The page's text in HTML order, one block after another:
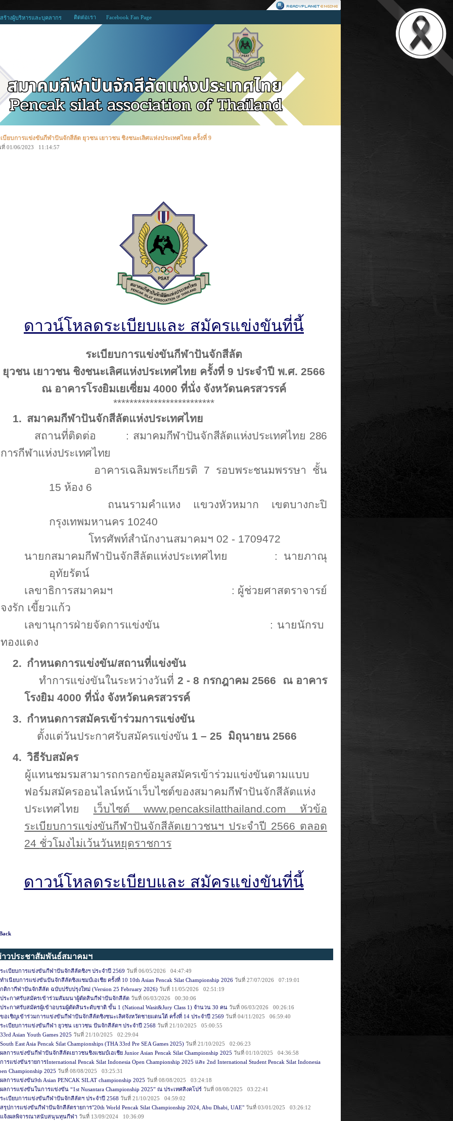
ร้างผู้บริหารและบุคลากร ติดต่อเรา Facebook Fan Page
เบียบการแข่งขันกีฬาปันจักสีลัต ยุวชน เยาวชน ชิงชนะเลิศแห่งประเทศไทย ครั้งที่ 9
ที่ 01/06/2023 11:14:57
ดาวน์โหลดระเบียบและ สมัครแข่งขันที่นี้
ระเบียบการแข่งขันกีฬาปันจักสีลัต
ยุวชน เยาวชน ชิงชนะเลิศแห่งประเทศไทย ครั้งที่ 9 ประจำปี พ.ศ. 2566
ณ อาคารโรงยิมเยเซี่ยม 4000 ที่นั่ง จังหวัดนครสวรรค์
*************************
1. สมาคมกีฬาปันจักสีลัตแห่งประเทศไทย
สถานที่ติดต่อ
: สมาคมกีฬาปันจักสีลัตแห่งประเทศไทย 286
การกีฬาแห่งประเทศไทย
อาคารเฉลิมพระเกียรติ 7 รอบพระชนมพรรษา ชั้น
15 ห้อง 6
ถนนรามคำแหง แขวงหัวหมาก เขตบางกะปิ
กรุงเทพมหานคร 10240
โทรศัพท์สำนักงานสมาคมฯ 02 - 1709472
นายกสมาคมกีฬาปันจักสีลัตแห่งประเทศไทย
:
นายภาณุ
อุทัยรัตน์
เลขาธิการสมาคมฯ
: ผู้ช่วยศาสตราจารย์
จงรัก เขี้ยวแก้ว
เลขานุการฝ่ายจัดการแข่งขัน
: นายนักรบ
ทองแดง
2. กำหนดการแข่งขัน/สถานที่แข่งขัน
ทำการแข่งขันในระหว่างวันที่ 2 - 8 กรกฎาคม 2566
ณ อาคาร
โรงยิม 4000 ที่นั่ง จังหวัดนครสวรรค์
3. กำหนดการสมัครเข้าร่วมการแข่งขัน
ตั้งแต่วันประกาศรับสมัครแข่งขัน 1 – 25 มิถุนายน 2566
4. วิธีรับสมัคร
ผู้แทนชมรมสามารถกรอกข้อมูลสมัครเข้าร่วมแข่งขันตามแบบ
ฟอร์มสมัครออนไลน์หน้าเว็บไซต์ของสมาคมกีฬาปันจักสีลัตแห่ง
ประเทศไทย เว็บไซต์ www.pencaksilatthailand.com หัวข้อ
ระเบียบการแข่งขันกีฬาปันจักสีลัตเยาวชนฯ ประจำปี 2566 ตลอด
24 ชั่วโมงไม่เว้นวันหยุดราชการ
ดาวน์โหลดระเบียบและ สมัครแข่งขันที่นี้
วประชาสัมพันธ์สมาคมฯ
ระเบียบการแข่งขันกีฬาปันจักสีลัตชิงฯ ประจำปี 2569 วันที่ 06/05/2026 04:47:49
ทำเนียบการแข่งขันปันจักสีลัตชิงแชมป์เอเชีย ครั้งที่ 10 10th Asian Pencak Silat Championship 2026 วันที่ 27/07/2026 07:19:01
กติกากีฬาปันจักสีลัต ฉบับปรับปรุงใหม่ (Version 25 February 2026) วันที่ 11/05/2026 02:51:19
ประกาศรับสมัครเข้าร่วมสัมมนาผู้ตัดสินกีฬาปันจักสีลัต วันที่ 06/03/2026 00:30:06
ประกาศรับสมัครผู้เข้าอบรมผู้ตัดสินระดับชาติ ขั้น 1 (National Wasit&Jury Class 1) จำนวน 30 คน วันที่ 06/03/2026 00:26:16
ขอเชิญเข้าร่วมการแข่งขันกีฬาปันจักสีลัตชิงชนะเลิศจังหวัดชายแดนใต้ ครั้งที่ 14 ประจำปี 2569 วันที่ 04/11/2025 06:59:40
ระเบียบการแข่งขันกีฬา ยุวชน เยาวชน ปันจักสีลัตฯ ประจำปี 2568 วันที่ 21/10/2025 05:00:55
33rd Asian Youth Games 2025 วันที่ 21/10/2025 02:29:04
South East Asia Pencak Silat Championships (THA 33rd Pre SEA Games 2025) วันที่ 21/10/2025 02:06:23
ผลการแข่งขันกีฬาปันจักสีลัตเยาวชนชิงแชมป์เอเชีย Junior Asian Pencak Silat Championship 2025 วันที่ 01/10/2025 04:36:58
การแข่งขันรายการInternational Pencak Silat Indonesia Open Championship 2025 และ 2nd International Student Pencak Silat Indonesia
Championship 2025 วันที่ 08/08/2025 03:25:31
ผลการแข่งขัน9th Asian PENCAK SILAT championship 2025 วันที่ 08/08/2025 03:24:18
ผลการแข่งขันในการแข่งขัน “1st Nusantara Championship 2025” ณ ประเทศสิงคโปร์ วันที่ 08/08/2025 03:22:41
ระเบียบการแข่งขันกีฬาปันจักสีลัตฯ ประจำปี 2568 วันที่ 21/10/2025 04:59:02
สรุปการแข่งขันกีฬาปันจักสีลัตรายการ"20th World Pencak Silat Championship 2024, Abu Dhabi, UAE" วันที่ 03/01/2025 03:26:12
แจ้งผลพิจารณาสนับสนุนทุนกีฬา วันที่ 13/09/2024 10:36:09